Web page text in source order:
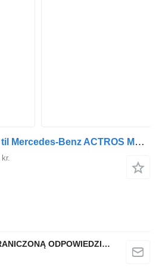
A9608201939 forlygte til Mercedes-Benz ACTROS MP4 ANTOS trækker
QINDITO SPÓŁKA Z OGRANICZONĄ ODPOWIEDZIALNOŚCIĄ